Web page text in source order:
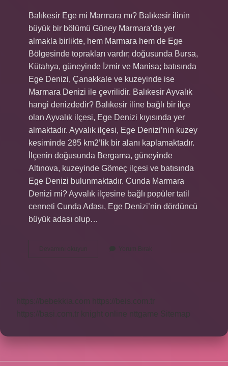
Balıkesir Ege mi Marmara mı? Balıkesir ilinin
büyük bir bölümü Güney Marmara’da yer
almakla birlikte, hem Marmara hem de Ege
Bölgesinde toprakları vardır; doğusunda Bursa,
Kütahya, güneyinde İzmir ve Manisa; batısında
Ege Denizi, Çanakkale ve kuzeyinde ise
Marmara Denizi ile çevrilidir. Balıkesir Ayvalık
hangi denizdedir? Balıkesir iline bağlı bir ilçe
olan Ayvalık ilçesi, Ege Denizi kıyısında yer
almaktadır. Ayvalık ilçesi, Ege Denizi’nin kuzey
kesiminde 285 km2’lik bir alanı kaplamaktadır.
İlçenin doğusunda Bergama, güneyinde
Altınova, kuzeyinde Gömeç ilçesi ve batısında
Ege Denizi bulunmaktadır. Cunda Marmara
Denizi mi? Ayvalık ilçesine bağlı popüler tatil
cenneti Cunda Adası, Ege Denizi’nin dördüncü
büyük adası olup…
Devamını okuyun
Balıkesir
Denizi
Yorum Bırak
https://bebekkia.com
https://beis.com.tr
https://basi.com.tr knight online nttgame Sitemap